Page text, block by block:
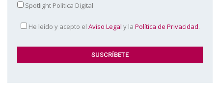
Spotlight Política Digital
He leído y acepto el Aviso Legal y la Política de Privacidad.